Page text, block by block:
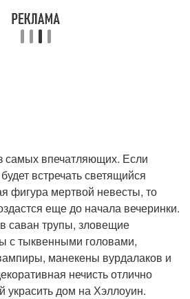
самых впечатляющих. Если
встречать светящийся
фигура мертвой невесты, то
еще до начала вечеринки.
саван трупы, зловещие
с тыквенными головами,
манекены вурдалаков и
нечисть отлично
украсить дом на Хэллоуин.